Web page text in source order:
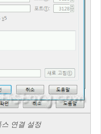
연결 설정